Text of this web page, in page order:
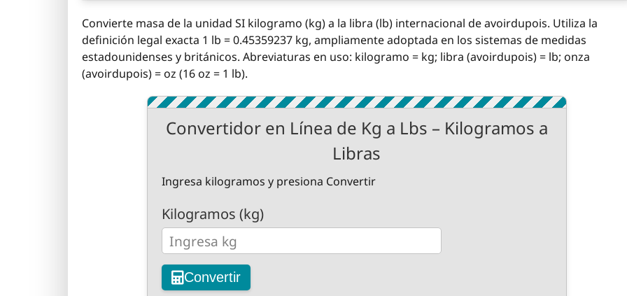
Convierte masa de la unidad SI kilogramo (kg) a la libra (lb) internacional de avoirdupois. Utiliza la
definición legal exacta 1 lb = 0.45359237 kg, ampliamente adoptada en los sistemas de medidas
estadounidenses y británicos. Abreviaturas en uso: kilogramo = kg; libra (avoirdupois) = lb; onza
(avoirdupois) = oz (16 oz = 1 lb).
Convertidor en Línea de Kg a Lbs – Kilogramos a
Libras
Ingresa kilogramos y presiona Convertir
Kilogramos (kg)
Convertir